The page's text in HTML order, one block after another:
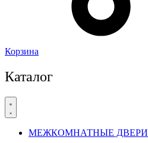
Корзина
Каталог
МЕЖКОМНАТНЫЕ ДВЕРИ